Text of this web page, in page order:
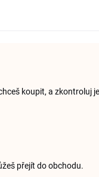
koupit, a zkontroluj
přejít do obchodu.